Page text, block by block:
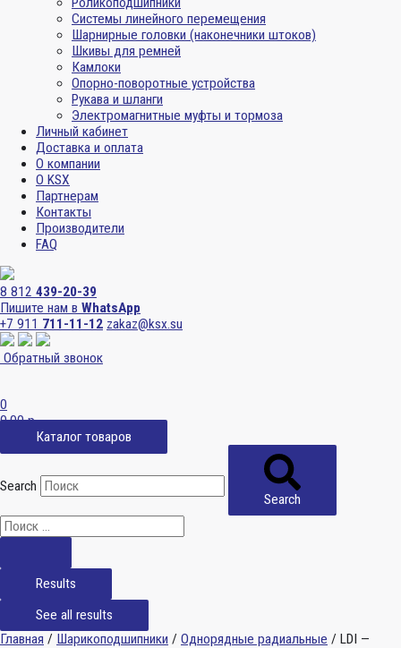
Системы линейного перемещения
Шарнирные головки (наконечники штоков)
Шкивы для ремней
Камлоки
Опорно-поворотные устройства
Рукава и шланги
Электромагнитные муфты и тормоза
Личный кабинет
Доставка и оплата
О компании
О KSX
Партнерам
Контакты
Производители
FAQ
8 812 439-20-39
Пишите нам в WhatsApp
+7 911 711-11-12 zakaz@ksx.su
Обратный звонок
0
0,00р.
Каталог товаров
Search
Search
Results
See all results
Главная / Шарикоподшипники / Однорядные радиальные / LDI —